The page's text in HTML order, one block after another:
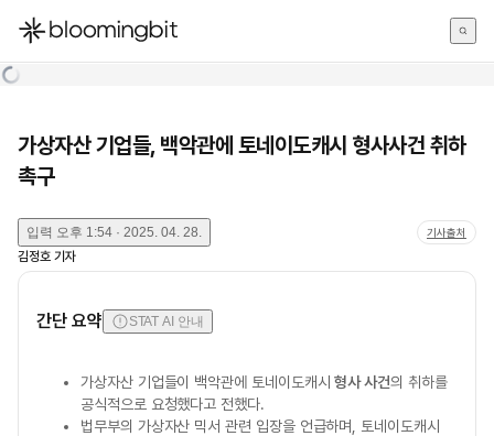
한국어
가상자산 기업들, 백악관에 토네이도캐시 형사사건 취하
촉구
입력 오후 1:54 · 2025. 04. 28. 기사출처
김정호 기자
간단 요약 STAT AI 안내
가상자산 기업들이 백악관에 토네이도캐시형사 사건의 취하를
공식적으로 요청했다고 전했다.
법무부의 가상자산 믹서 관련 입장을 언급하며, 토네이도캐시